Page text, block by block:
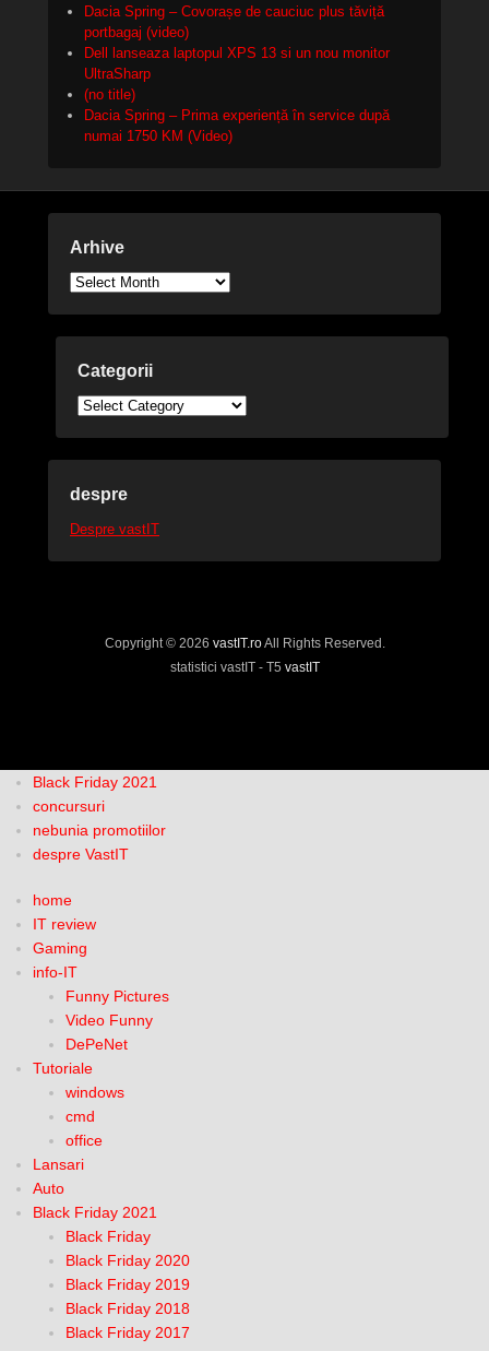
Dacia Spring – Covorașe de cauciuc plus tăviță
portbagaj (video)
Dell lanseaza laptopul XPS 13 si un nou monitor
UltraSharp
(no title)
Dacia Spring – Prima experiență în service după
numai 1750 KM (Video)
Arhive
Arhive
Categorii
Categorii
despre
Despre vastIT
Copyright © 2026 vastIT.roAll Rights Reserved.
statistici vastIT - T5 vastIT
Black Friday 2021
concursuri
nebunia promotiilor
despre VastIT
home
IT review
Gaming
info-IT
Funny Pictures
Video Funny
DePeNet
Tutoriale
windows
cmd
office
Lansari
Auto
Black Friday 2021
Black Friday
Black Friday 2020
Black Friday 2019
Black Friday 2018
Black Friday 2017